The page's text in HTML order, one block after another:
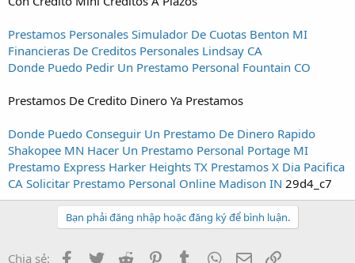
Prestamos Personales Simulador De Cuotas Benton MI
Financieras De Creditos Personales Lindsay CA
Donde Puedo Pedir Un Prestamo Personal Fountain CO
Prestamos De Credito Dinero Ya Prestamos
Donde Puedo Conseguir Un Prestamo De Dinero Rapido
Shakopee MN Hacer Un Prestamo Personal Portage MI
Prestamo Express Harker Heights TX Prestamos X Dia Pacifica
CA Solicitar Prestamo Personal Online Madison IN 29d4_c7
Bạn phải đăng nhập hoặc đăng ký để bình luận.
Chia sẻ: Facebook
Twitter Reddit PinterestTumblr WhatsApp
Email